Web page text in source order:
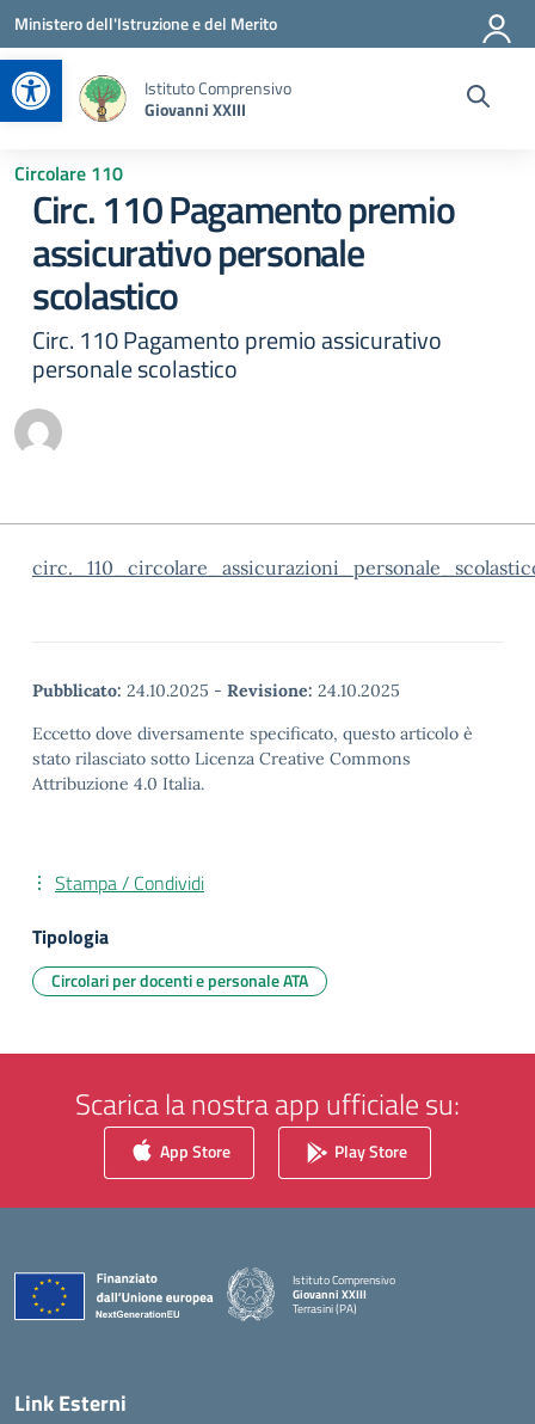
Apri la barra degli strumenti
Vai ai contenuti
Vai al menu di navigazione
Vai al footer
Ministero dell'Istruzione e del Merito
Istituto Comprensivo
Giovanni XXIII
Circolare 110
Circ. 110 Pagamento premio
assicurativo personale
scolastico
Circ. 110 Pagamento premio assicurativo
personale scolastico
Pubblicato: 24.10.2025 - Revisione: 24.10.2025
Eccetto dove diversamente specificato, questo articolo è
stato rilasciato sotto Licenza Creative Commons
Attribuzione 4.0 Italia.
Stampa / Condividi
Tipologia
Circolari per docenti e personale ATA
Scarica la nostra app ufficiale su:
App Store Play Store
Istituto Comprensivo
Giovanni XXIII
Terrasini (PA)
Link Esterni